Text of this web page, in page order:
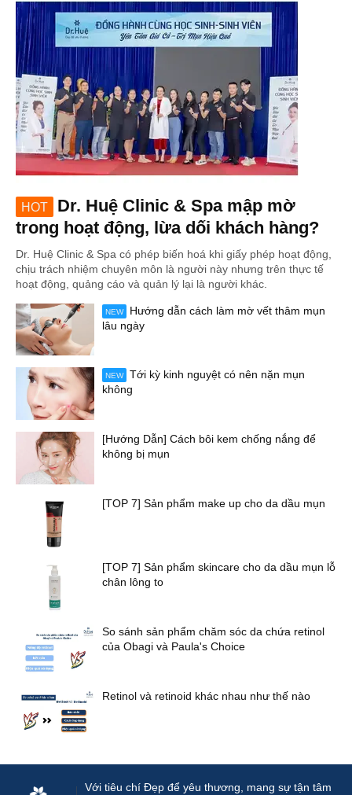
HOT
Dr. Huệ Clinic & Spa mập mờ
trong hoạt động, lừa dối khách hàng?
Dr. Huệ Clinic & Spa có phép biến hoá khi giấy phép hoạt động,
chịu trách nhiệm chuyên môn là người này nhưng trên thực tế
hoạt động, quảng cáo và quản lý lại là người khác.
NEW
Hướng dẫn cách làm mờ vết thâm mụn
lâu ngày
NEW
Tới kỳ kinh nguyệt có nên nặn mụn
không
[Hướng Dẫn] Cách bôi kem chống nắng để
không bị mụn
[TOP 7] Sản phẩm make up cho da dầu mụn
[TOP 7] Sản phẩm skincare cho da dầu mụn lỗ
chân lông to
So sánh sản phẩm chăm sóc da chứa retinol
của Obagi và Paula's Choice
Retinol và retinoid khác nhau như thế nào
Với tiêu chí Đẹp để yêu thương, mang sự tận tâm